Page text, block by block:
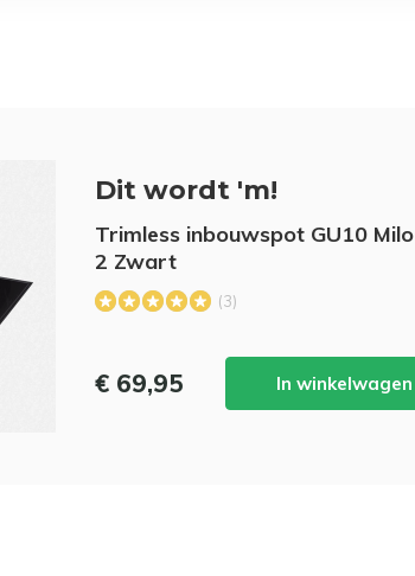
Dit wordt 'm!
Trimless inbouwspot GU10 Milo
2 Zwart
(3)
€ 69,95 In winkelwagen